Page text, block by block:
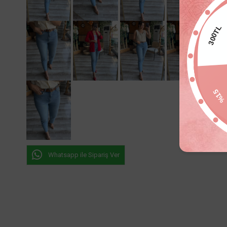
Whatsapp ile Sipariş Ver
%15
300TL